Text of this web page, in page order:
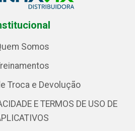
Somos
Troca e Devolução
E TERMOS DE USO DE